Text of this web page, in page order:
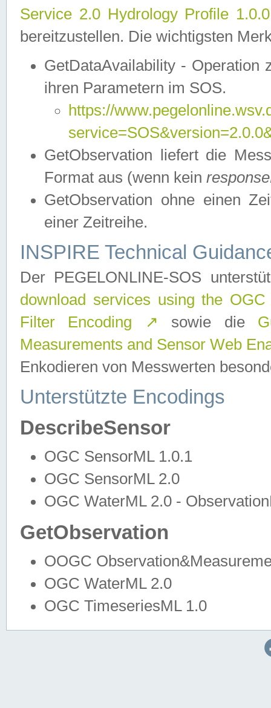
Service 2.0 Hydrology Profile
bereitzustellen. Die wichtigsten
GetDataAvailability - Operation
ihren Parametern im SOS.
https://
GetObservation liefert die
Format aus (wenn kein
GetObservation ohne einen
einer Zeitreihe.
INSPIRE Technical
Der PEGELONLINE-SOS
download services using the
Filter Encoding
↗ sowie die
Measurements and Sensor Web
Enkodieren von Messwerten
Unterstützte Encodings
DescribeSensor
OGC SensorML 1.0.1
OGC SensorML 2.0
OGC WaterML 2.0 -
GetObservation
OOGC
OGC WaterML 2.0
OGC TimeseriesML 1.0